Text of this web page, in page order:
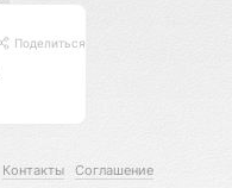
Поделиться
Контакты Соглашение